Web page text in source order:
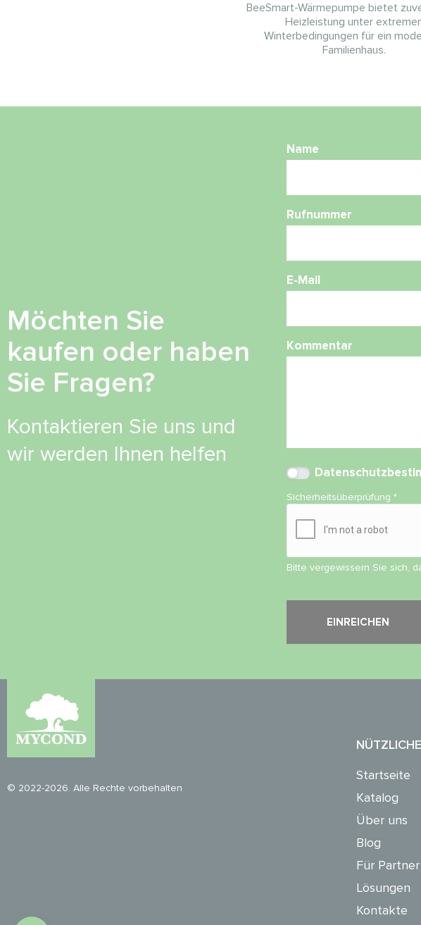
BeeSmart-Wärmepumpe bietet
Heizleistung unter
Winterbedingungen für ein
Familienhaus.
Möchten Sie
kaufen oder haben
Sie Fragen?
Kontaktieren Sie uns und
wir werden Ihnen helfen
Name
Rufnummer
E-Mail
Kommentar
Sicherheitsüberprüfung*
Bitte vergewissern Sie sich,
© 2022-2026. Alle Rechte vorbehalten
Startseite
Katalog
Über uns
Blog
Für Partner
Lösungen
Kontakte